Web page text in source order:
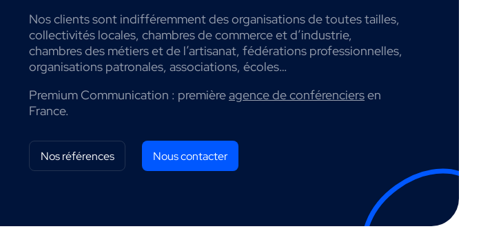
Nos clients sont indifféremment des organisations de toutes tailles,
collectivités locales, chambres de commerce et d’industrie,
chambres des métiers et de l’artisanat, fédérations professionnelles,
organisations patronales, associations, écoles…
Premium Communication : premièreagence de conférenciersen
France.
Nos références Nous contacter